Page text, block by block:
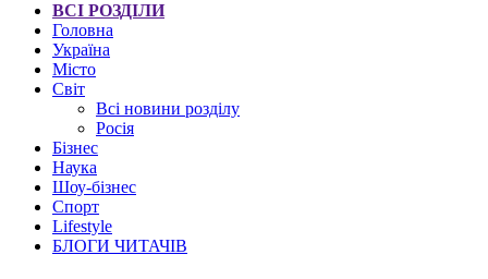
ВСІ РОЗДІЛИ
Головна
Україна
Місто
Світ
Всі новини розділу
Росія
Бізнес
Наука
Шоу-бізнес
Спорт
Lifestyle
БЛОГИ ЧИТАЧІВ